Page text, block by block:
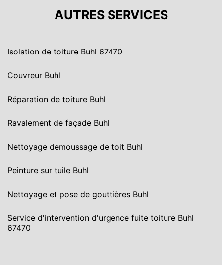
AUTRES SERVICES
Isolation de toiture Buhl 67470
Couvreur Buhl
Réparation de toiture Buhl
Ravalement de façade Buhl
Nettoyage demoussage de toit Buhl
Peinture sur tuile Buhl
Nettoyage et pose de gouttières Buhl
Service d'intervention d'urgence fuite toiture Buhl
67470